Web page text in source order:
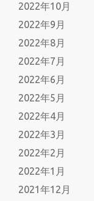
2022年10月
2022年9月
2022年8月
2022年7月
2022年6月
2022年5月
2022年4月
2022年3月
2022年2月
2022年1月
2021年12月